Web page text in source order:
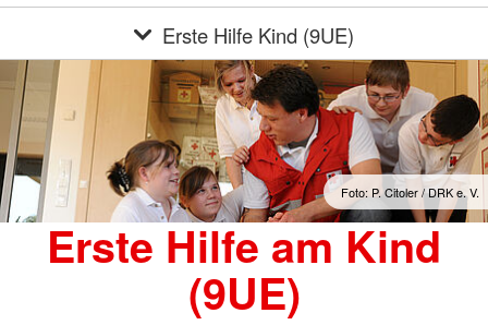
Erste Hilfe Kind (9UE)
Foto: P. Citoler / DRK e. V.
Erste Hilfe am Kind
(9UE)